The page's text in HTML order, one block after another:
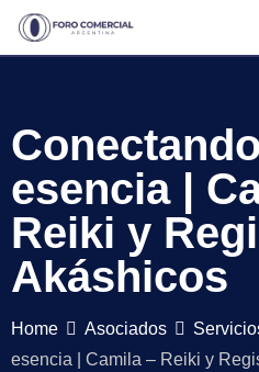
Skip
esencia |
Reiki y
Akáshicos
Home Asociados
esencia | Camila – Reiki y